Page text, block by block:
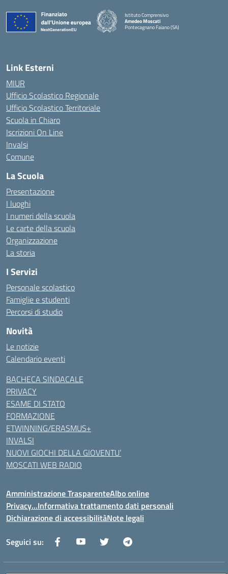
Istituto Comprensivo
Amedeo Moscati
Pontecagnano Faiano (SA)
— Visita la pagina iniziale della scuola
Link Esterni
MIUR
Ufficio Scolastico Regionale
Ufficio Scolastico Territoriale
Scuola in Chiaro
Iscrizioni On Line
Invalsi
Comune
La Scuola
Presentazione
I luoghi
I numeri della scuola
Le carte della scuola
Organizzazione
La storia
I Servizi
Personale scolastico
Famiglie e studenti
Percorsi di studio
Novità
Le notizie
Calendario eventi
BACHECA SINDACALE
PRIVACY
ESAME DI STATO
FORMAZIONE
ETWINNING/ERASMUS+
INVALSI
NUOVI GIOCHI DELLA GIOVENTU’
MOSCATI WEB RADIO
Amministrazione TrasparenteAlbo online
Privacy…Informativa trattamento dati personali
Dichiarazione di accessibilitàNote legali
Seguici su: